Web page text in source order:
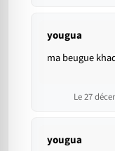
yougua
ma beugue
Le 27
yougua